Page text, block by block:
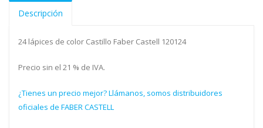
Descripción
24 lápices de color Castillo Faber Castell 120124
Precio sin el 21 % de IVA.
¿Tienes un precio mejor? Llámanos, somos distribuidores
oficiales de FABER CASTELL